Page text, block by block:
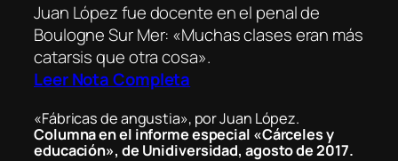
Juan López fue docente en el penal de
Boulogne Sur Mer: «Muchas clases eran más
catarsis que otra cosa».
Leer Nota Completa
«Fábricas de angustia», por Juan López.
Columna en el informe especial «Cárceles y
educación», de Unidiversidad, agosto de 2017.